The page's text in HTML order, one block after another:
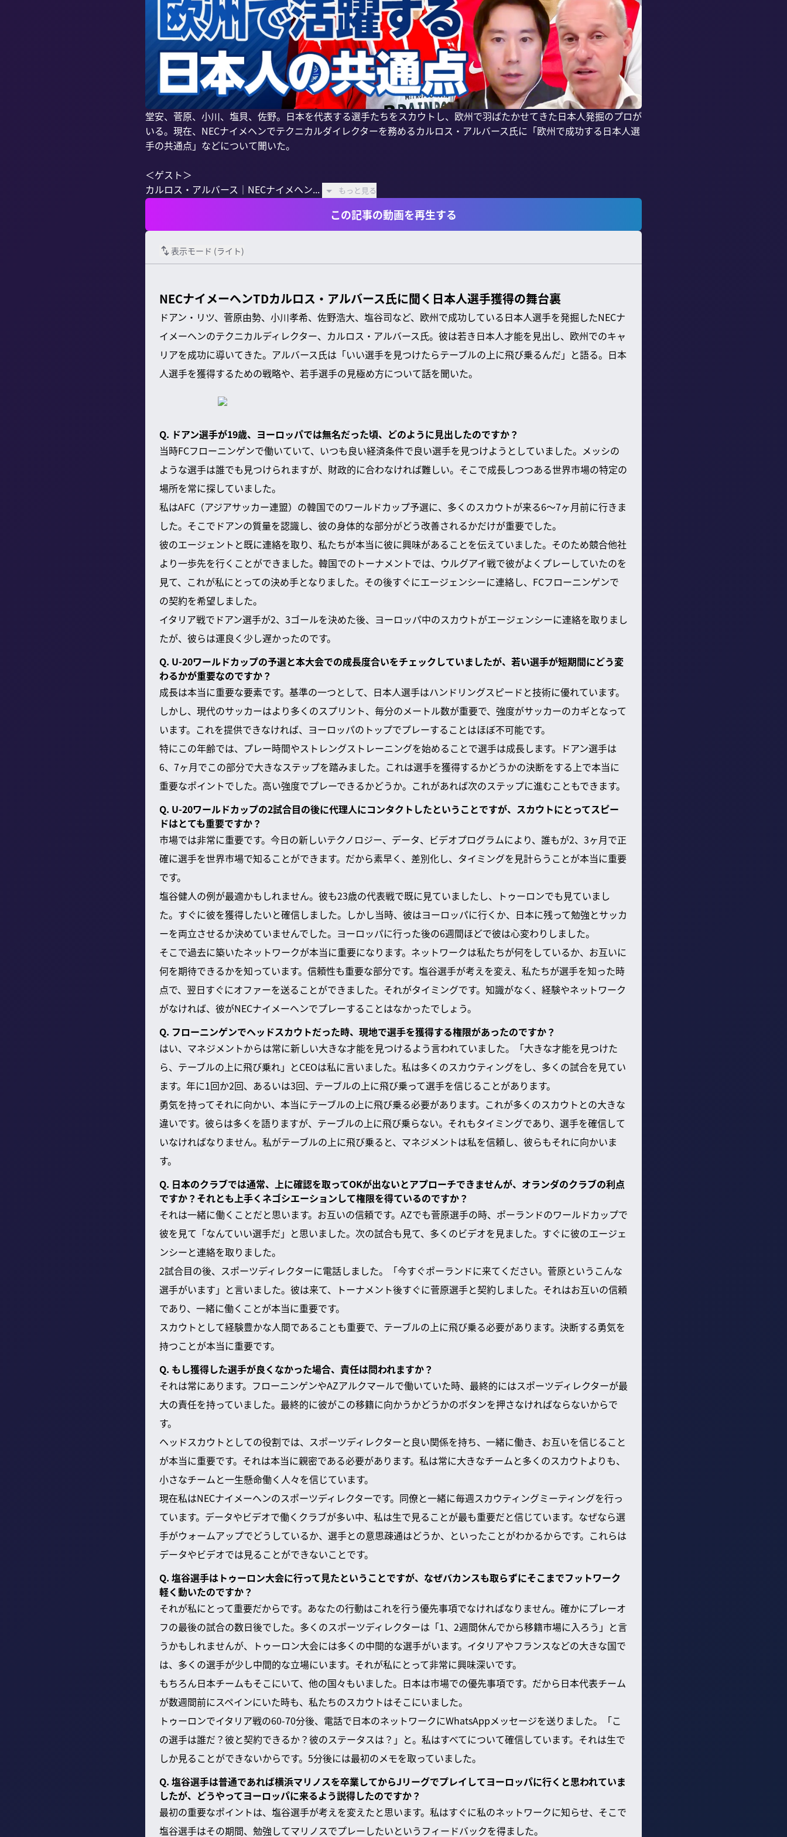
堂安、菅原、小川、塩貝、佐野。日本を代表する選手たちをスカウトし、欧州で羽ばたかせてきた日本人発掘のプロが
いる。現在、NECナイメヘンでテクニカルダイレクターを務めるカルロス・アルバース氏に「欧州で成功する日本人選
手の共通点」などについて聞いた。
＜ゲスト＞
カルロス・アルバース｜NECナイメヘン...
もっと見る
この記事の動画を再生する
表示モード (ライト)
NECナイメーヘンTDカルロス・アルバース氏に聞く日本人選手獲得の舞台裏
ドアン・リツ、菅原由勢、小川孝希、佐野浩大、塩谷司など、欧州で成功している日本人選手を発掘したNECナ
イメーヘンのテクニカルディレクター、カルロス・アルバース氏。彼は若き日本人才能を見出し、欧州でのキャ
リアを成功に導いてきた。アルバース氏は「いい選手を見つけたらテーブルの上に飛び乗るんだ」と語る。日本
人選手を獲得するための戦略や、若手選手の見極め方について話を聞いた。
Q. ドアン選手が19歳、ヨーロッパでは無名だった頃、どのように見出したのですか？
当時FCフローニンゲンで働いていて、いつも良い経済条件で良い選手を見つけようとしていました。メッシの
ような選手は誰でも見つけられますが、財政的に合わなければ難しい。そこで成長しつつある世界市場の特定の
場所を常に探していました。
私はAFC（アジアサッカー連盟）の韓国でのワールドカップ予選に、多くのスカウトが来る6〜7ヶ月前に行きま
した。そこでドアンの質量を認識し、彼の身体的な部分がどう改善されるかだけが重要でした。
彼のエージェントと既に連絡を取り、私たちが本当に彼に興味があることを伝えていました。そのため競合他社
より一歩先を行くことができました。韓国でのトーナメントでは、ウルグアイ戦で彼がよくプレーしていたのを
見て、これが私にとっての決め手となりました。その後すぐにエージェンシーに連絡し、FCフローニンゲンで
の契約を希望しました。
イタリア戦でドアン選手が2、3ゴールを決めた後、ヨーロッパ中のスカウトがエージェンシーに連絡を取りまし
たが、彼らは運良く少し遅かったのです。
Q. U-20ワールドカップの予選と本大会での成長度合いをチェックしていましたが、若い選手が短期間にどう変
わるかが重要なのですか？
成長は本当に重要な要素です。基準の一つとして、日本人選手はハンドリングスピードと技術に優れています。
しかし、現代のサッカーはより多くのスプリント、毎分のメートル数が重要で、強度がサッカーのカギとなって
います。これを提供できなければ、ヨーロッパのトップでプレーすることはほぼ不可能です。
特にこの年齢では、プレー時間やストレングストレーニングを始めることで選手は成長します。ドアン選手は
6、7ヶ月でこの部分で大きなステップを踏みました。これは選手を獲得するかどうかの決断をする上で本当に
重要なポイントでした。高い強度でプレーできるかどうか。これがあれば次のステップに進むこともできます。
Q. U-20ワールドカップの2試合目の後に代理人にコンタクトしたということですが、スカウトにとってスピー
ドはとても重要ですか？
市場では非常に重要です。今日の新しいテクノロジー、データ、ビデオプログラムにより、誰もが2、3ヶ月で正
確に選手を世界市場で知ることができます。だから素早く、差別化し、タイミングを見計らうことが本当に重要
です。
塩谷健人の例が最適かもしれません。彼も23歳の代表戦で既に見ていましたし、トゥーロンでも見ていまし
た。すぐに彼を獲得したいと確信しました。しかし当時、彼はヨーロッパに行くか、日本に残って勉強とサッカ
ーを両立させるか決めていませんでした。ヨーロッパに行った後の6週間ほどで彼は心変わりしました。
そこで過去に築いたネットワークが本当に重要になります。ネットワークは私たちが何をしているか、お互いに
何を期待できるかを知っています。信頼性も重要な部分です。塩谷選手が考えを変え、私たちが選手を知った時
点で、翌日すぐにオファーを送ることができました。それがタイミングです。知識がなく、経験やネットワーク
がなければ、彼がNECナイメーヘンでプレーすることはなかったでしょう。
Q. フローニンゲンでヘッドスカウトだった時、現地で選手を獲得する権限があったのですか？
はい、マネジメントからは常に新しい大きな才能を見つけるよう言われていました。「大きな才能を見つけた
ら、テーブルの上に飛び乗れ」とCEOは私に言いました。私は多くのスカウティングをし、多くの試合を見てい
ます。年に1回か2回、あるいは3回、テーブルの上に飛び乗って選手を信じることがあります。
勇気を持ってそれに向かい、本当にテーブルの上に飛び乗る必要があります。これが多くのスカウトとの大きな
違いです。彼らは多くを語りますが、テーブルの上に飛び乗らない。それもタイミングであり、選手を確信して
いなければなりません。私がテーブルの上に飛び乗ると、マネジメントは私を信頼し、彼らもそれに向かいま
す。
Q. 日本のクラブでは通常、上に確認を取ってOKが出ないとアプローチできませんが、オランダのクラブの利点
ですか？それとも上手くネゴシエーションして権限を得ているのですか？
それは一緒に働くことだと思います。お互いの信頼です。AZでも菅原選手の時、ポーランドのワールドカップで
彼を見て「なんていい選手だ」と思いました。次の試合も見て、多くのビデオを見ました。すぐに彼のエージェ
ンシーと連絡を取りました。
2試合目の後、スポーツディレクターに電話しました。「今すぐポーランドに来てください。菅原というこんな
選手がいます」と言いました。彼は来て、トーナメント後すぐに菅原選手と契約しました。それはお互いの信頼
であり、一緒に働くことが本当に重要です。
スカウトとして経験豊かな人間であることも重要で、テーブルの上に飛び乗る必要があります。決断する勇気を
持つことが本当に重要です。
Q. もし獲得した選手が良くなかった場合、責任は問われますか？
それは常にあります。フローニンゲンやAZアルクマールで働いていた時、最終的にはスポーツディレクターが最
大の責任を持っていました。最終的に彼がこの移籍に向かうかどうかのボタンを押さなければならないからで
す。
ヘッドスカウトとしての役割では、スポーツディレクターと良い関係を持ち、一緒に働き、お互いを信じること
が本当に重要です。それは本当に親密である必要があります。私は常に大きなチームと多くのスカウトよりも、
小さなチームと一生懸命働く人々を信じています。
現在私はNECナイメーヘンのスポーツディレクターです。同僚と一緒に毎週スカウティングミーティングを行っ
ています。データやビデオで働くクラブが多い中、私は生で見ることが最も重要だと信じています。なぜなら選
手がウォームアップでどうしているか、選手との意思疎通はどうか、といったことがわかるからです。これらは
データやビデオでは見ることができないことです。
Q. 塩谷選手はトゥーロン大会に行って見たということですが、なぜバカンスも取らずにそこまでフットワーク
軽く動いたのですか？
それが私にとって重要だからです。あなたの行動はこれを行う優先事項でなければなりません。確かにプレーオ
フの最後の試合の数日後でした。多くのスポーツディレクターは「1、2週間休んでから移籍市場に入ろう」と言
うかもしれませんが、トゥーロン大会には多くの中間的な選手がいます。イタリアやフランスなどの大きな国で
は、多くの選手が少し中間的な立場にいます。それが私にとって非常に興味深いです。
もちろん日本チームもそこにいて、他の国々もいました。日本は市場での優先事項です。だから日本代表チーム
が数週間前にスペインにいた時も、私たちのスカウトはそこにいました。
トゥーロンでイタリア戦の60-70分後、電話で日本のネットワークにWhatsAppメッセージを送りました。「こ
の選手は誰だ？彼と契約できるか？彼のステータスは？」と。私はすべてについて確信しています。それは生で
しか見ることができないからです。5分後には最初のメモを取っていました。
Q. 塩谷選手は普通であれば横浜マリノスを卒業してからJリーグでプレイしてヨーロッパに行くと思われていま
したが、どうやってヨーロッパに来るよう説得したのですか？
最初の重要なポイントは、塩谷選手が考えを変えたと思います。私はすぐに私のネットワークに知らせ、そこで
塩谷選手はその期間、勉強してマリノスでプレーしたいというフィードバックを得ました。